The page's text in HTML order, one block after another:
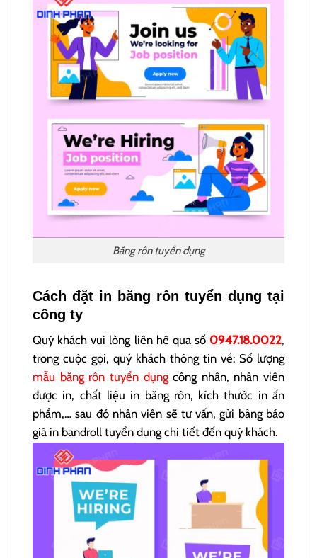
Băng rôn tuyển dụng
Cách đặt in băng rôn tuyển dụng tại
công ty
Quý khách vui lòng liên hệ qua số 0947.18.0022,
trong cuộc gọi, quý khách thông tin về: Số lượng
mẫu băng rôn tuyển dụngcông nhân, nhân viên
được in, chất liệu in băng rôn, kích thước in ấn
phẩm,… sau đó nhân viên sẽ tư vấn, gửi bảng báo
giá in bandroll tuyển dụng chi tiết đến quý khách.